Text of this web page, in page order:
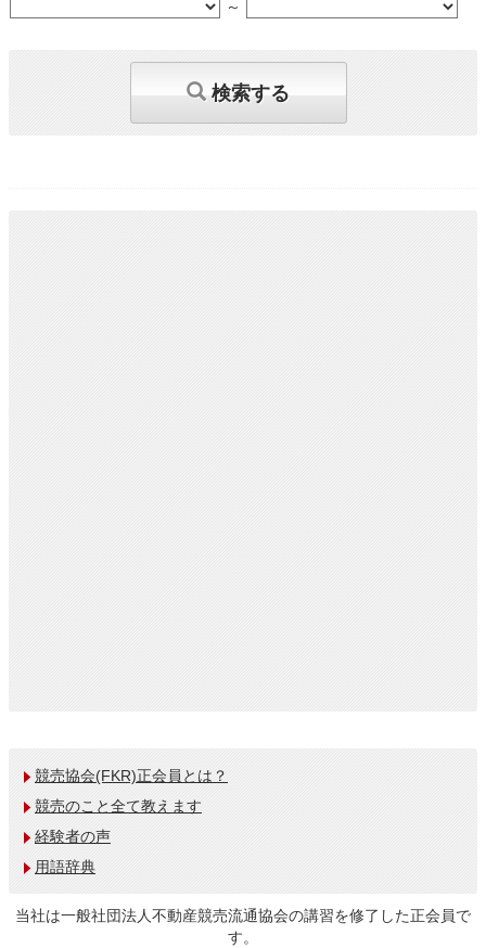
～
検索する
競売協会(FKR)正会員とは？
競売のこと全て教えます
経験者の声
用語辞典
当社は一般社団法人不動産競売流通協会の講習を修了した正会員で
す。